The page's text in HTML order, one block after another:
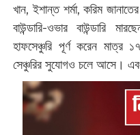
খান, ইশান্ত শর্মা, করিম
বাউন্ডারি-ওভার বাউন্ডারি
হাফসেঞ্চুরি পূর্ণ করেন মাত্র
সেঞ্চুরির সুযোগও চলে আসে।